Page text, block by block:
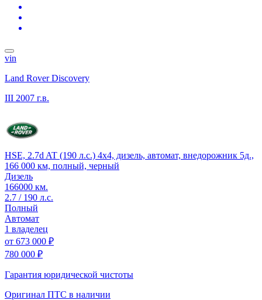
vin
Land Rover Discovery
III 2007 г.в.
HSE, 2.7d AT (190 л.с.) 4x4, дизель, автомат, внедорожник 5д.,
166 000 км, полный, черный
Дизель
166000 км.
2.7 / 190 л.с.
Полный
Автомат
1 владелец
от 673 000 ₽
780 000 ₽
Гарантия юридической чистоты
Оригинал ПТС в наличии